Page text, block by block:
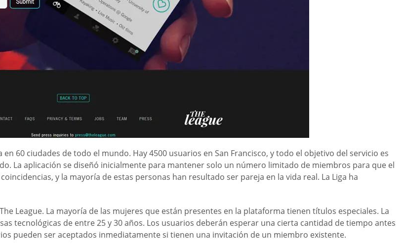
60 ciudades de todo el mundo. Hay 4500 usuarios en San Francisco, y todo el objetivo del servicio es
La aplicación se diseñó inicialmente para mantener solo un número limitado de miembros para que el
y la mayoría de estas personas han resultado ser pareja en la vida real. La Liga ha
League. La mayoría de las mujeres que están presentes en la plataforma tienen títulos especiales. La
tecnológicas de entre 25 y 30 años. Los usuarios deberán esperar una cierta cantidad de tiempo antes
pueden ser aceptados inmediatamente si tienen una invitación de un miembro existente.